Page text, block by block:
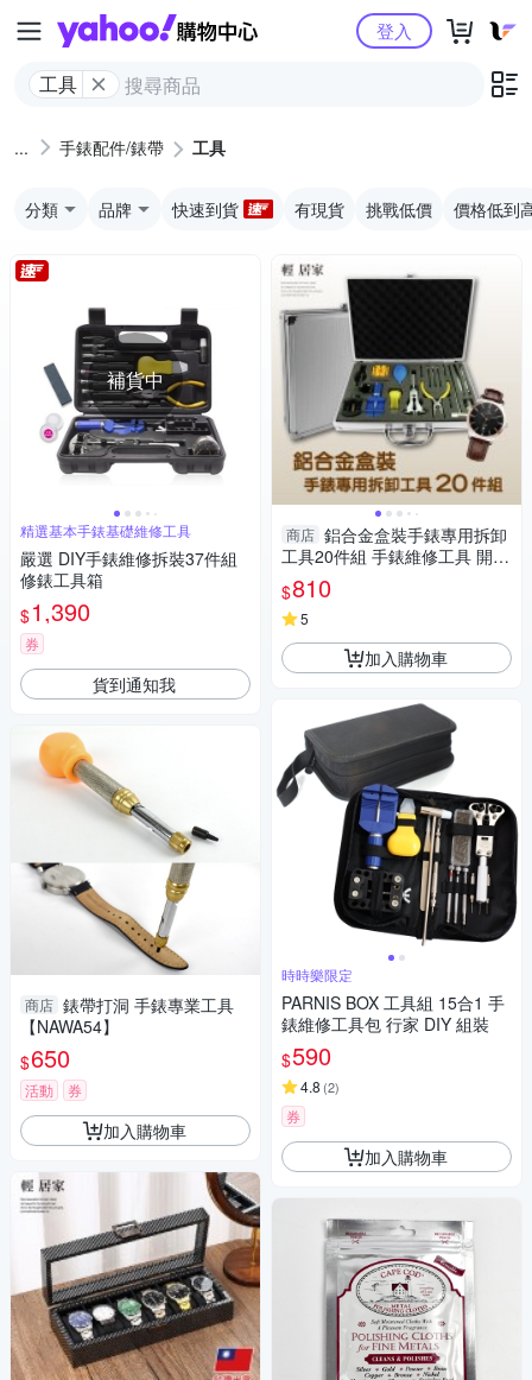
Yahoo購物中心
工具
登入
手錶配件/錶帶 工具
分類 品牌 快速到貨 有現貨 挑戰低價 價格低到
補貨中
精選基本手錶基礎維修工具
嚴選 DIY手錶維修拆裝37件組
修錶工具箱
$1,390
券
貨到通知我
商店 錶帶打洞 手錶專業工具
【NAWA54】
$650
活動 券
加入購物車
商店 鋁合金盒裝手錶專用拆卸
工具20件組 手錶維修工具 開後
蓋拆錶帶器 修錶工具-輕居家83
31
$810
5
加入購物車
時時樂限定
PARNIS BOX 工具組 15合1 手
錶維修工具包 行家 DIY 組裝
$590
4.8 (2)
券
加入購物車